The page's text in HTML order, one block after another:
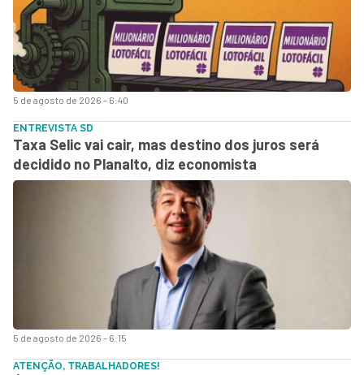
5 de agosto de 2026 - 6:40
5 de agosto de 2026 - 6:15
ENTREVISTA SD
Taxa Selic vai cair, mas destino dos juros será
decidido no Planalto, diz economista
ATENÇÃO, TRABALHADORES!